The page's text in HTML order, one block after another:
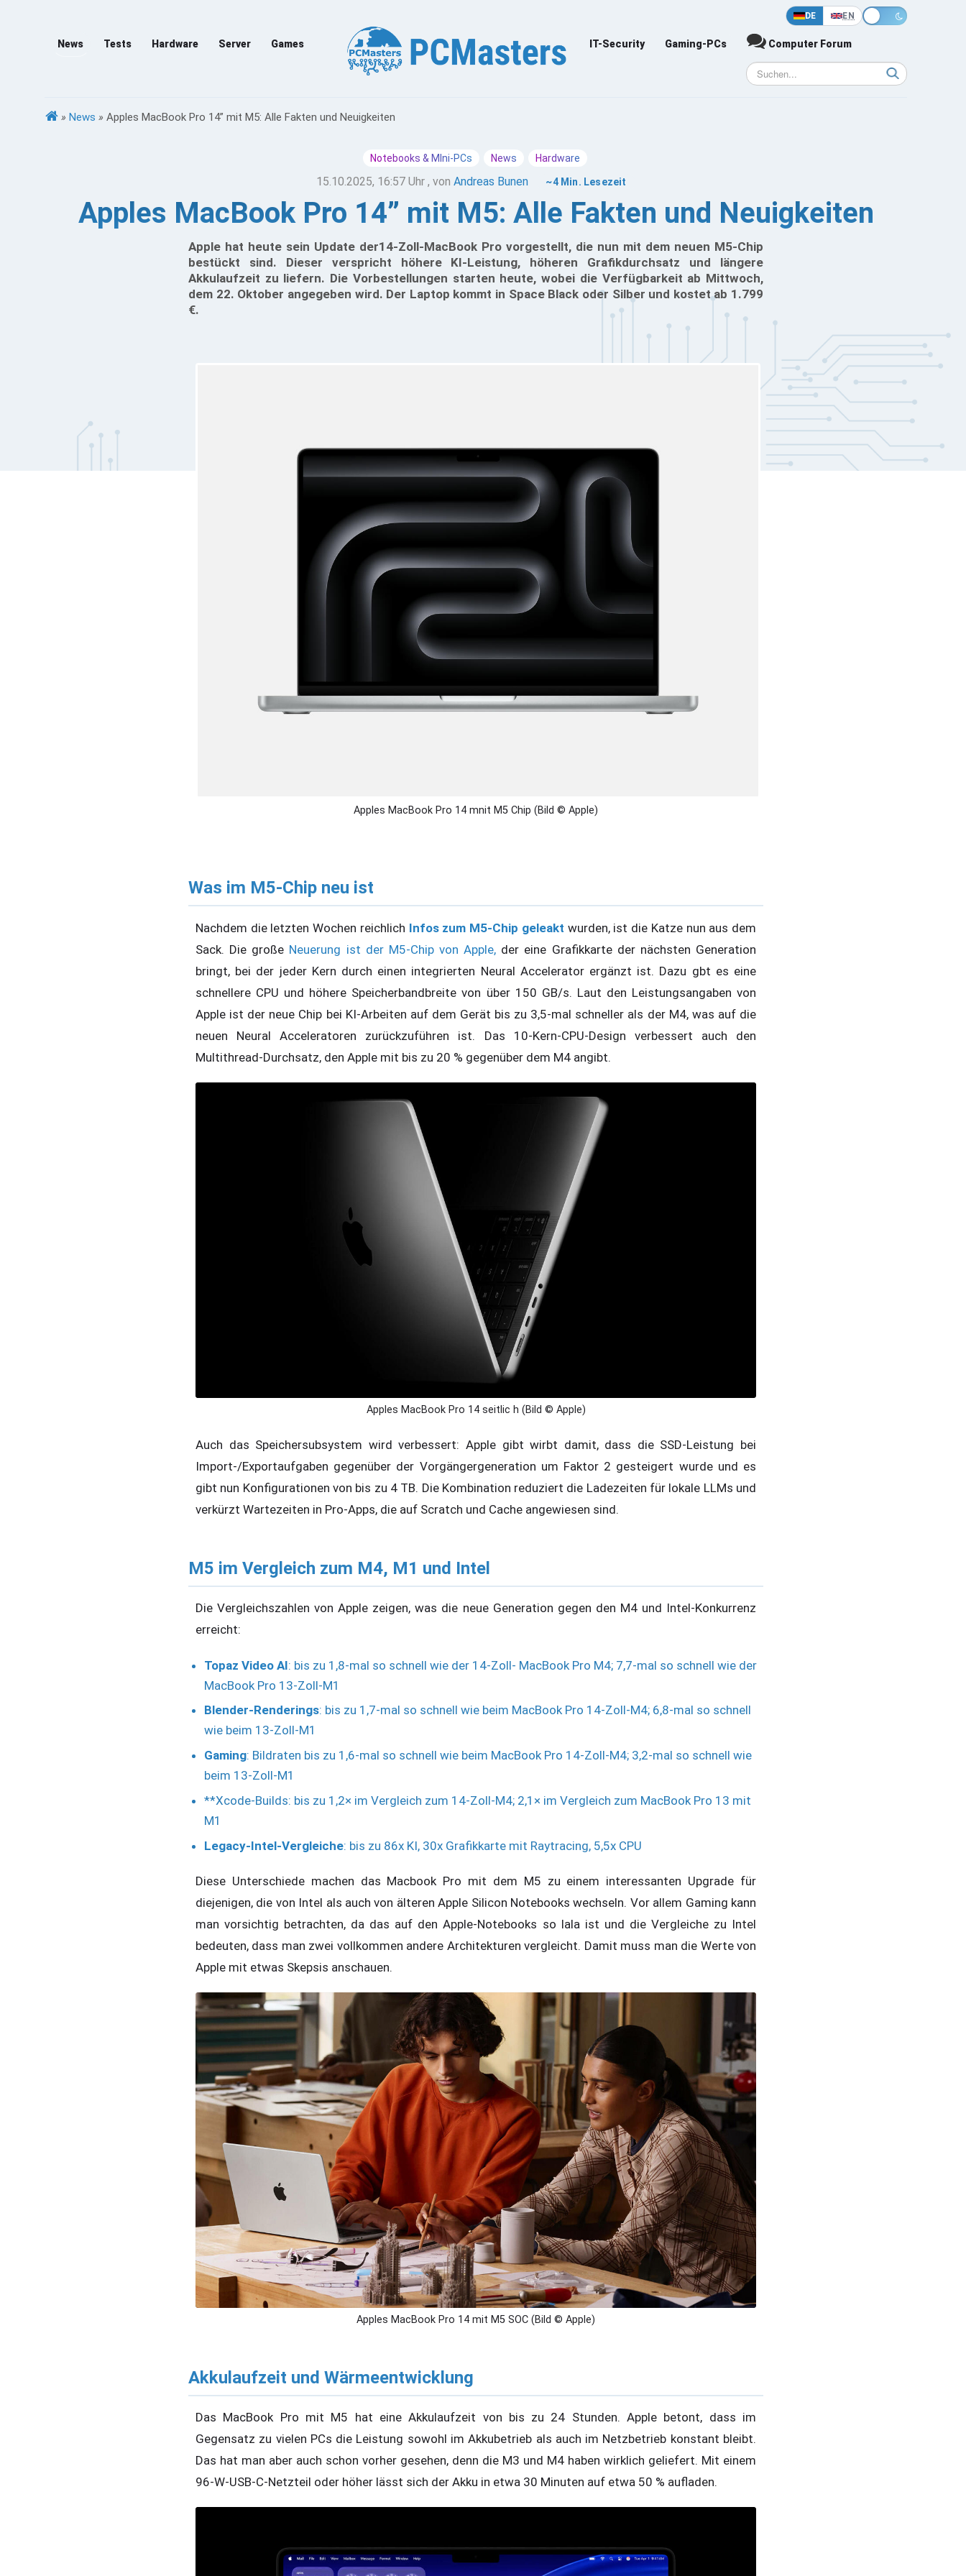
DE EN
News Tests Hardware Server Games IT-Security Gaming-PCs Computer Forum
» News » Apples MacBook Pro 14” mit M5: Alle Fakten und Neuigkeiten
Notebooks & MIni-PCs News Hardware
15.10.2025, 16:57 Uhr , vonAndreas Bunen ~4 Min. Lesezeit
Apples MacBook Pro 14” mit M5: Alle Fakten und Neuigkeiten
Apple hat heute sein Update der14-Zoll-MacBook Pro vorgestellt, die nun mit dem neuen M5-Chip
bestückt sind. Dieser verspricht höhere KI-Leistung, höheren Grafikdurchsatz und längere
Akkulaufzeit zu liefern. Die Vorbestellungen starten heute, wobei die Verfügbarkeit ab Mittwoch,
dem 22. Oktober angegeben wird. Der Laptop kommt in Space Black oder Silber und kostet ab 1.799
€.
Apples MacBook Pro 14 mnit M5 Chip (Bild © Apple)
Was im M5-Chip neu ist
Nachdem die letzten Wochen reichlich Infos zum M5-Chip geleakt wurden, ist die Katze nun aus dem
Sack. Die große Neuerung ist der M5-Chip von Apple, der eine Grafikkarte der nächsten Generation
bringt, bei der jeder Kern durch einen integrierten Neural Accelerator ergänzt ist. Dazu gbt es eine
schnellere CPU und höhere Speicherbandbreite von über 150 GB/s. Laut den Leistungsangaben von
Apple ist der neue Chip bei KI-Arbeiten auf dem Gerät bis zu 3,5-mal schneller als der M4, was auf die
neuen Neural Acceleratoren zurückzuführen ist. Das 10-Kern-CPU-Design verbessert auch den
Multithread-Durchsatz, den Apple mit bis zu 20 % gegenüber dem M4 angibt.
Apples MacBook Pro 14 seitlic h (Bild © Apple)
Auch das Speichersubsystem wird verbessert: Apple gibt wirbt damit, dass die SSD-Leistung bei
Import-/Exportaufgaben gegenüber der Vorgängergeneration um Faktor 2 gesteigert wurde und es
gibt nun Konfigurationen von bis zu 4 TB. Die Kombination reduziert die Ladezeiten für lokale LLMs und
verkürzt Wartezeiten in Pro-Apps, die auf Scratch und Cache angewiesen sind.
M5 im Vergleich zum M4, M1 und Intel
Die Vergleichszahlen von Apple zeigen, was die neue Generation gegen den M4 und Intel-Konkurrenz
erreicht:
Topaz Video AI: bis zu 1,8-mal so schnell wie der 14-Zoll- MacBook Pro M4; 7,7-mal so schnell wie der
MacBook Pro 13-Zoll-M1
Blender-Renderings: bis zu 1,7-mal so schnell wie beim MacBook Pro 14-Zoll-M4; 6,8-mal so schnell
wie beim 13-Zoll-M1
Gaming: Bildraten bis zu 1,6-mal so schnell wie beim MacBook Pro 14-Zoll-M4; 3,2-mal so schnell wie
beim 13-Zoll-M1
**Xcode-Builds: bis zu 1,2× im Vergleich zum 14-Zoll-M4; 2,1× im Vergleich zum MacBook Pro 13 mit
M1
Legacy-Intel-Vergleiche: bis zu 86x KI, 30x Grafikkarte mit Raytracing, 5,5x CPU
Diese Unterschiede machen das Macbook Pro mit dem M5 zu einem interessanten Upgrade für
diejenigen, die von Intel als auch von älteren Apple Silicon Notebooks wechseln. Vor allem Gaming kann
man vorsichtig betrachten, da das auf den Apple-Notebooks so lala ist und die Vergleiche zu Intel
bedeuten, dass man zwei vollkommen andere Architekturen vergleicht. Damit muss man die Werte von
Apple mit etwas Skepsis anschauen.
Apples MacBook Pro 14 mit M5 SOC (Bild © Apple)
Akkulaufzeit und Wärmeentwicklung
Das MacBook Pro mit M5 hat eine Akkulaufzeit von bis zu 24 Stunden. Apple betont, dass im
Gegensatz zu vielen PCs die Leistung sowohl im Akkubetrieb als auch im Netzbetrieb konstant bleibt.
Das hat man aber auch schon vorher gesehen, denn die M3 und M4 haben wirklich geliefert. Mit einem
96-W-USB-C-Netzteil oder höher lässt sich der Akku in etwa 30 Minuten auf etwa 50 % aufladen.